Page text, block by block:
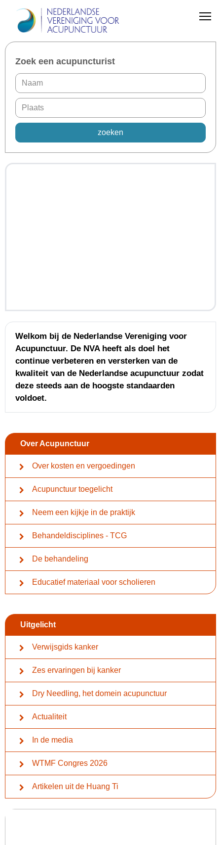
Zoek een acupuncturist
Welkom bij de Nederlandse Vereniging voor
Acupunctuur. De NVA heeft als doel het
continue verbeteren en versterken van de
kwaliteit van de Nederlandse acupunctuur zodat
deze steeds aan de hoogste standaarden
voldoet.
Over Acupunctuur
Over kosten en vergoedingen
Acupunctuur toegelicht
Neem een kijkje in de praktijk
Behandeldisciplines - TCG
De behandeling
Educatief materiaal voor scholieren
Uitgelicht
Verwijsgids kanker
Zes ervaringen bij kanker
Dry Needling, het domein acupunctuur
Actualiteit
In de media
WTMF Congres 2026
Artikelen uit de Huang Ti